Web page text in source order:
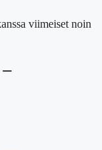
viimeiset noin